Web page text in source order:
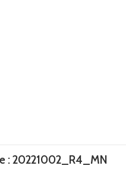
: 20221002_R4_MN